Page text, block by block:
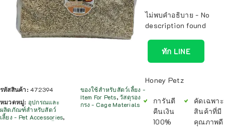
รหัสสินค้า:472394
หมวดหมู่: อุปกรณและ
ผลิตภัณฑ์สำหรับสัตว์
เลี้ยง - Pet Accessories,
ของใช้สำหรับสัตว์เลี้ยง -
Item For Pets,วัสดุรอง
กรง - Cage Materials
ไม่พบคำอธิบาย - No
description found
ทัก LINE
Honey Petz
การันตี
คืนเงิน
100%
คัดเฉพาะ
สินค้าที่มี
คุณภาพดี